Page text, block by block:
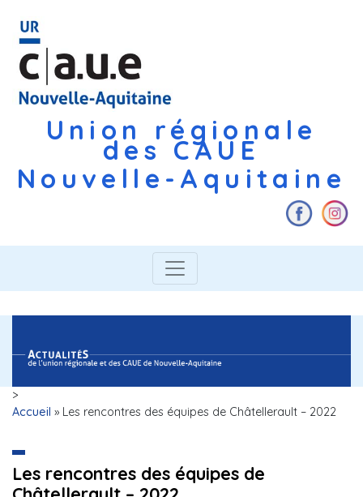
Union régionale
des CAUE
Nouvelle-Aquitaine
>
Accueil » Les rencontres des équipes de Châtellerault – 2022
Les rencontres des équipes de